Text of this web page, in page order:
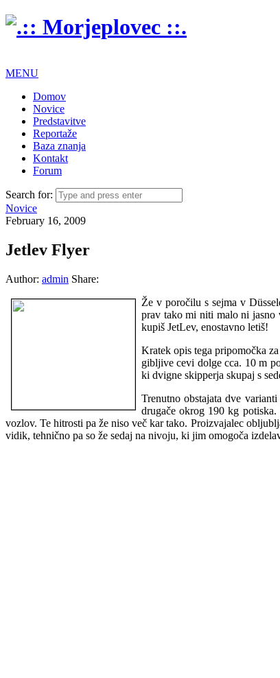
MENU
Domov
Novice
Predstavitve
Reportaže
Baza znanja
Kontakt
Forum
Search for:
Novice
February 16, 2009
Jetlev Flyer
Author: admin Share:
Že v poročilu s sejma v
prav tako mi niti malo ni jasno
kupiš JetLev, enostavno letiš!
Kratek opis tega pripomočka
gibljive cevi dolge cca. 10 m
ki dvigne skipperja skupaj s
Trenutno obstajata dve
drugače okrog 190 kg
vozlov. Te hitrosti pa že niso več kar tako. Proizvajalec
vidik, tehnično pa so že sedaj na nivoju, ki jim omogoča